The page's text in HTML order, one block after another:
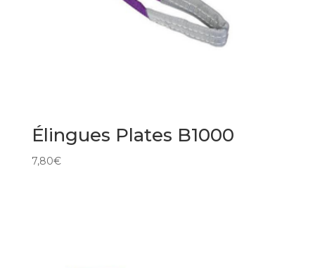
Élingues Plates B1000
7,80€